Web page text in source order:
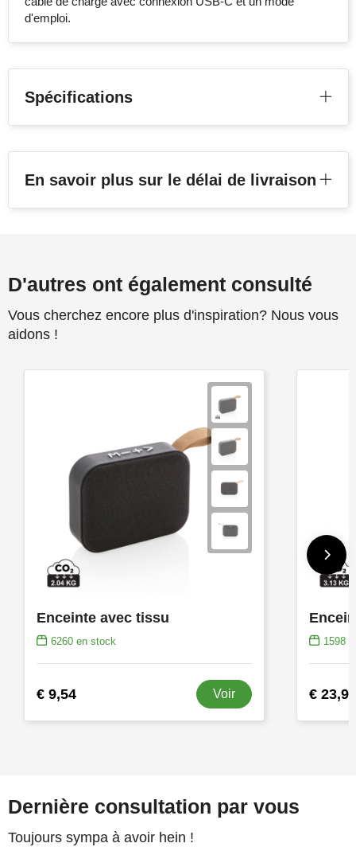
d'emploi.
Spécifications
En savoir plus sur le délai de livraison
D'autres ont également consulté
Vous cherchez encore plus d'inspiration? Nous vous
aidons !
Enceinte avec tissu
6260en stock
€ 9,54 Voir
1598
€ 23,90
Dernière consultation par vous
Toujours sympa à avoir hein !